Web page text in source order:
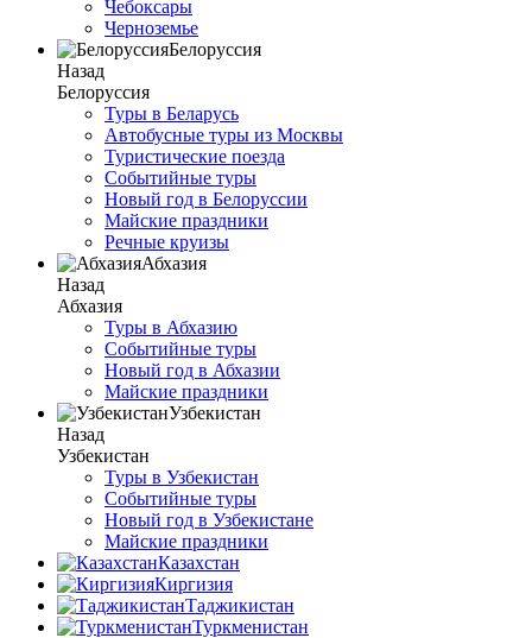
Чебоксары
Черноземье
Белоруссия
Назад
Белоруссия
Туры в Беларусь
Автобусные туры из Москвы
Туристические поезда
Событийные туры
Новый год в Белоруссии
Майские праздники
Речные круизы
Абхазия
Назад
Абхазия
Туры в Абхазию
Событийные туры
Новый год в Абхазии
Майские праздники
Узбекистан
Назад
Узбекистан
Туры в Узбекистан
Событийные туры
Новый год в Узбекистане
Майские праздники
Казахстан
Киргизия
Таджикистан
Туркменистан